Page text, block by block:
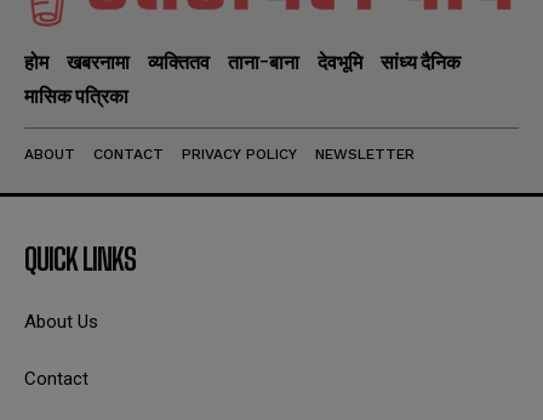
होम खबरनामा व्यक्तितव ताना-बाना देवभूमि
सांध्य दैनिक
मासिक पत्रिका
ABOUT CONTACT PRIVACY POLICY NEWSLETTER
QUICK LINKS
About Us
Contact